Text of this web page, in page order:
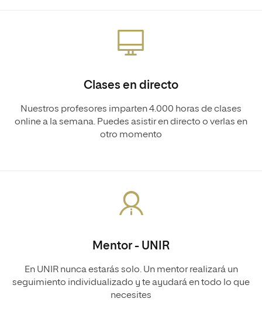
Clases en directo
Nuestros profesores imparten 4.000 horas de clases
online a la semana. Puedes asistir en directo o verlas en
otro momento
Mentor - UNIR
En UNIR nunca estarás solo. Un mentor realizará un
seguimiento individualizado y te ayudará en todo lo que
necesites